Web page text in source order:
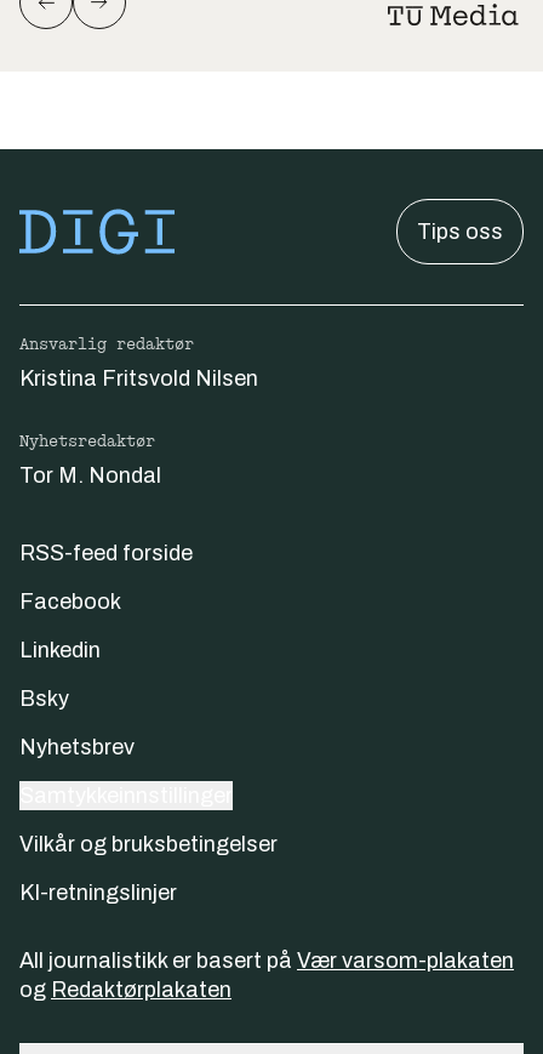
Tips oss
Ansvarlig redaktør
Kristina Fritsvold Nilsen
Nyhetsredaktør
Tor M. Nondal
RSS-feed forside
Facebook
Linkedin
Bsky
Nyhetsbrev
Vilkår og bruksbetingelser
KI-retningslinjer
All journalistikk er basert på Vær varsom-plakaten
og Redaktørplakaten